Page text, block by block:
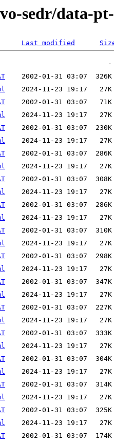
sedr/data-
Last modified